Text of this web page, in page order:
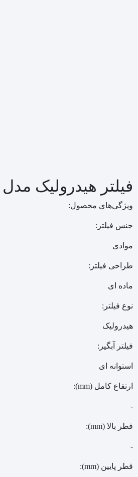
فیلتر هیدرولیک مدل K۲۲۰A۰
ویژگی‌های محصول:
جنس فیلتر:
موادی
طراحی فیلتر:
ماده ای
نوع فیلتر:
هیدرولیک
فیلتر آبگیر:
استوانه ای
ارتفاع کامل (mm):
-
قطر بالا (mm):
-
قطر پایین (mm):